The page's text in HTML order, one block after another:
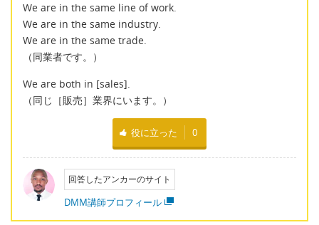
We are in the same line of work.
We are in the same industry.
We are in the same trade.
（同業者です。）
We are both in [sales].
（同じ［販売］業界にいます。）
役に立った 0
回答したアンカーのサイト
DMM講師プロフィール